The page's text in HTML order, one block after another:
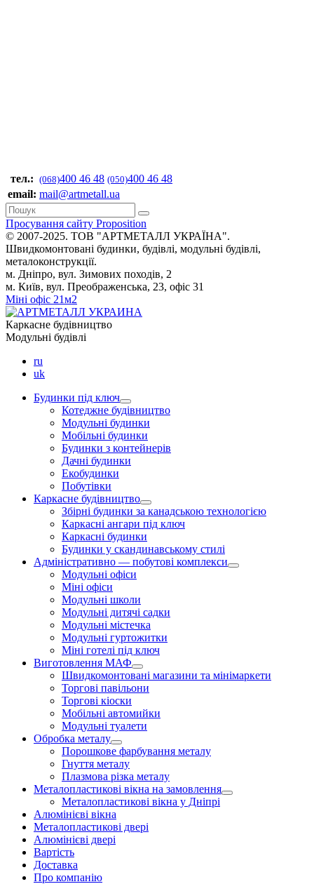
тел.: (068)400 46 48 (050)400 46 48
email: mail@artmetall.ua
Просування сайту Proposition
© 2007-2025. ТОВ "AРТМЕТАЛЛ УКРАЇНА".
Швидкомонтовані будинки, будівлі, модульні будівлі,
металоконструкції.
м. Дніпро, вул. Зимових походів, 2
м. Київ, вул. Преображенська, 23, офіс 31
Міні офіс 21м2
Каркасне будівництво
Модульні будівлі
ru
uk
Будинки під ключ
Котеджне будівництво
Модульні будинки
Мобільні будинки
Будинки з контейнерів
Дачні будинки
Екобудинки
Побутівки
Каркасне будівництво
Збірні будинки за канадською технологією
Каркасні ангари під ключ
Каркасні будинки
Будинки у скандинавському стилі
Адміністративно — побутові комплекси
Модульні офіси
Міні офіси
Модульні школи
Модульні дитячі садки
Модульні містечка
Модульні гуртожитки
Міні готелі під ключ
Виготовлення МАФ
Швидкомонтовані магазини та мінімаркети
Торгові павільони
Торгові кіоски
Мобільні автомийки
Модульні туалети
Обробка металу
Порошкове фарбування металу
Гнуття металу
Плазмова різка металу
Металопластикові вікна на замовлення
Металопластикові вікна у Дніпрі
Алюмінієві вікна
Металопластикові двері
Алюмінієві двері
Вартість
Доставка
Про компанію